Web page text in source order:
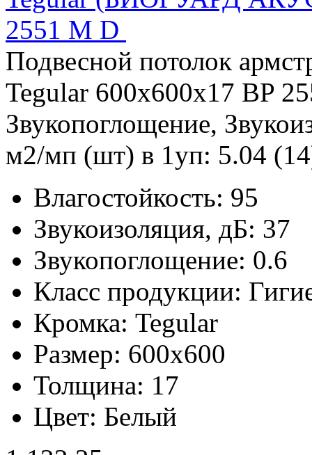
2551 M D
Подвесной потолок
Tegular 600x600x17 BP
Звукопоглощение,
м2/мп (шт) в 1уп: 5.04
Влагостойкость: 95
Звукоизоляция, дБ: 37
Звукопоглощение: 0.6
Класс продукции:
Кромка: Tegular
Размер: 600x600
Толщина: 17
Цвет: Белый